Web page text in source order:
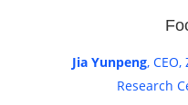
Jia Yunpeng,
Research